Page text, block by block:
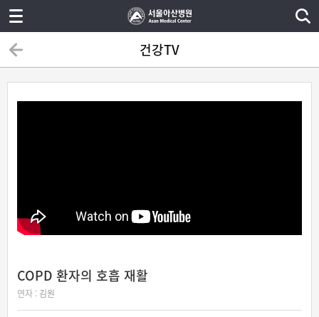
건강TV
COPD 환자의 호흡 재활
연자 : 김원